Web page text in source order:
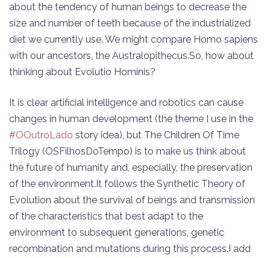
about the tendency of human beings to decrease the
size and number of teeth because of the industrialized
diet we currently use. We might compare Homo sapiens
with our ancestors, the Australopithecus.So, how about
thinking about Evolutio Hominis?
It is clear artificial intelligence and robotics can cause
changes in human development (the theme I use in the
#OOutroLado story idea), but The Children Of Time
Trilogy (OSFilhosDoTempo) is to make us think about
the future of humanity and, especially, the preservation
of the environment.It follows the Synthetic Theory of
Evolution about the survival of beings and transmission
of the characteristics that best adapt to the
environment to subsequent generations, genetic
recombination and mutations during this process.I add